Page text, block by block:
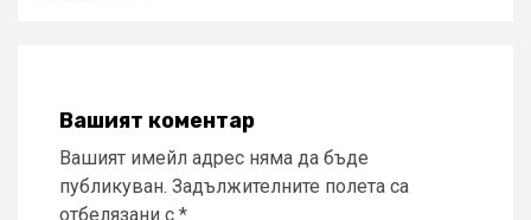
Вашият коментар
Вашият имейл адрес няма да бъде
публикуван. Задължителните полета са
отбелязани с *